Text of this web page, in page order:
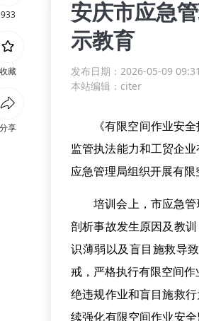
安庆市应急
示教育
发布日期：2026-05-09
本站编辑：citer
《有限空间作业安
监管执法能力和工贸企
应急管理局组织开展有
培训会上，市应急
剖析事故发生原因及教
识薄弱以及盲目施救导
戒，严格执行有限空间作
绝违规作业和盲目施救
续强化有限空间作业安
933
收藏
分享